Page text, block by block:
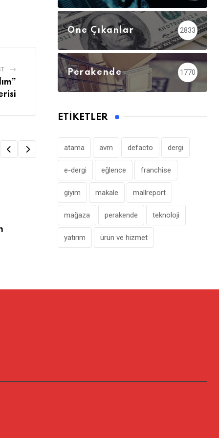
Yılbaşı Makyajına Watsons Dokunuşu
Öne Çıkanlar 2833
Perakende 1770
ETIKETLER
atama avm defacto dergi
e-dergi eğlence franchise
giyim makale mallreport
mağaza perakende teknoloji
yatırım ürün ve hizmet